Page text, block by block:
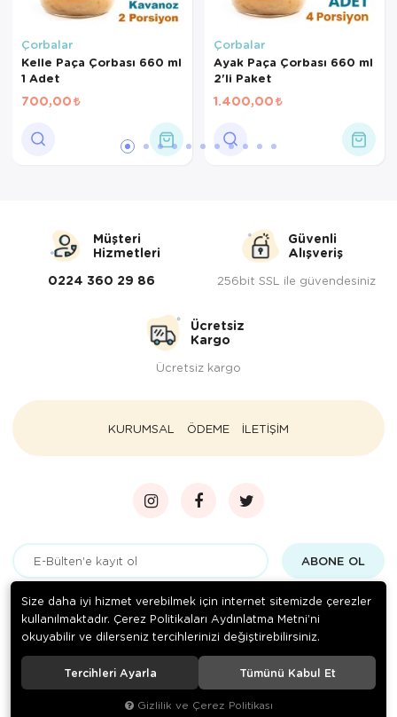
Çorbalar
Kelle Paça Çorbası 660 ml
1 Adet
700,00
Çorbalar
Ayak Paça Çorbası 660 ml
2'li Paket
1.400,00
Müşteri
Hizmetleri
0224 360 29 86
Güvenli
Alışveriş
256bit SSL ile güvendesiniz
Ücretsiz
Kargo
Ücretsiz kargo
KURUMSAL ÖDEME İLETİŞİM
ABONE OL
Gizlilik politikasınıokudum ve elektronik posta almayı kabul
ediyorum.
© 2020Paçacı Hüsnü Bursa . Tüm hakları saklıdır.
Size daha iyi hizmet verebilmek için internet sitemizde çerezler
kullanılmaktadır. Çerez Politikaları Aydınlatma Metni’ni
okuyabilir ve dilerseniz tercihlerinizi değiştirebilirsiniz.
Tercihleri Ayarla Tümünü Kabul Et
Gizlilik ve Çerez Politikası